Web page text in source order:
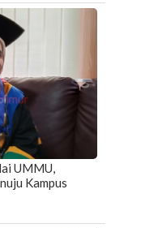
UMMU,
Kampus